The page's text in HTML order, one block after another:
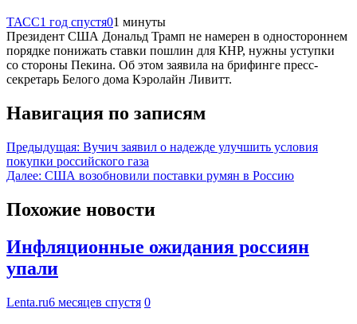
ТАСС1 год спустя01 минуты
Президент США Дональд Трамп не намерен в одностороннем
порядке понижать ставки пошлин для КНР, нужны уступки
со стороны Пекина. Об этом заявила на брифинге пресс-
секретарь Белого дома Кэролайн Ливитт.
Навигация по записям
Предыдущая: Вучич заявил о надежде улучшить условия
покупки российского газа
Далее: США возобновили поставки румян в Россию
Похожие новости
Инфляционные ожидания россиян
упали
Lenta.ru6 месяцев спустя 0